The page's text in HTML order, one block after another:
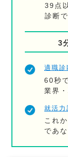
39点
診断
3
適職診
60秒
業界
就活力
これ
であ